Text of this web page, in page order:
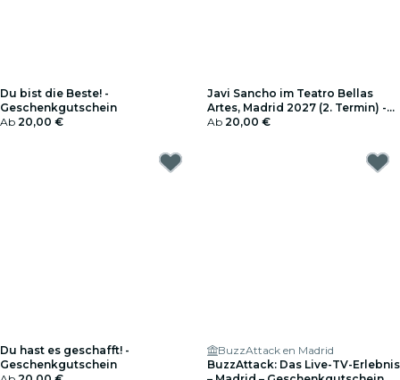
Du bist die Beste! -
Geschenkgutschein
Ab 20,00 €
Javi Sancho im Teatro Bellas
Artes, Madrid 2027 (2. Termin) -
Geschenkgutschein
Ab 20,00 €
Du hast es geschafft! -
Geschenkgutschein
BuzzAttack en Madrid
BuzzAttack: Das Live-TV-Erlebnis